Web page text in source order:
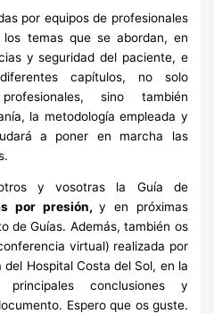
por equipos de profesionales
temas que se abordan, en
y seguridad del paciente, e
capítulos, no solo
sino también
la metodología empleada y
a poner en marcha las
y vosotras la Guía de
por presión,y en próximas
de Guías. Además, también os
virtual) realizada por
Hospital Costa del Sol, en la
conclusiones y
Espero que os guste.